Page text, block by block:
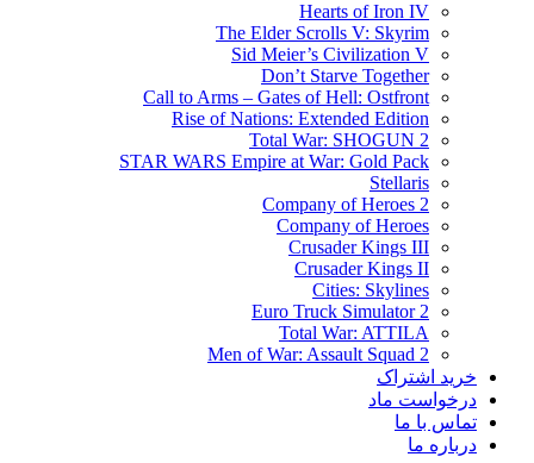
Hearts of Iron IV
The Elder Scrolls V: Skyrim
Sid Meier’s Civilization V
Don’t Starve Together
Call to Arms – Gates of Hell: Ostfront
Rise of Nations: Extended Edition
Total War: SHOGUN 2
STAR WARS Empire at War: Gold Pack
Stellaris
Company of Heroes 2
Company of Heroes
Crusader Kings III
Crusader Kings II
Cities: Skylines
Euro Truck Simulator 2
Total War: ATTILA
Men of War: Assault Squad 2
خرید اشتراک
درخواست ماد
تماس با ما
درباره ما